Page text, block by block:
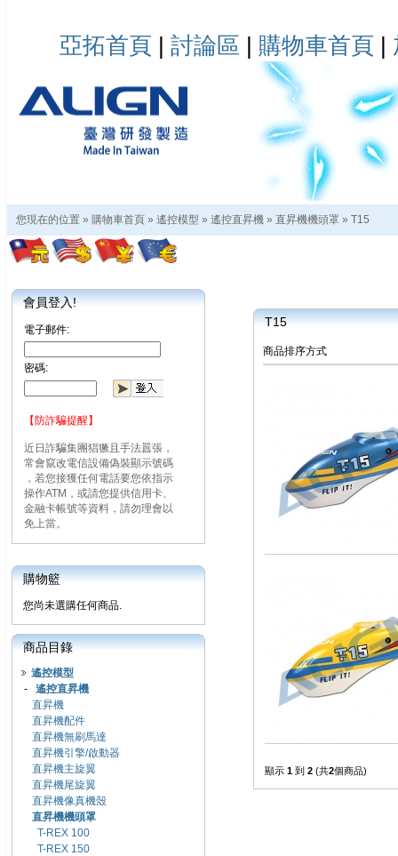
亞拓首頁 | 討論區 | 購物車首頁 |
您現在的位置 » 購物車首頁 » 遙控模型 » 遙控直昇機 » 直昇機機頭罩 » T15
會員登入!
電子郵件:
密碼:
【防詐騙提醒】
近日詐騙集團猖獗且手法囂張，
常會竄改電信設備偽裝顯示號碼
，若您接獲任何電話要您依指示
操作ATM，或請您提供信用卡、
金融卡帳號等資料，請勿理會以
免上當。
購物籃
您尚未選購任何商品.
商品目錄
遙控模型
- 遙控直昇機
直昇機
直昇機配件
直昇機無刷馬達
直昇機引擎/啟動器
直昇機主旋翼
直昇機尾旋翼
直昇機像真機殼
直昇機機頭罩
T-REX 100
T-REX 150
T15
商品排序方式
顯示 1 到 2 (共2個商品)